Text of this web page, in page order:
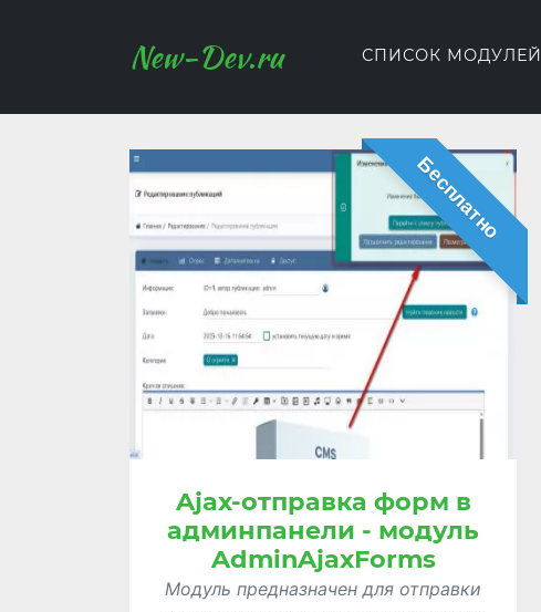
New-Dev.ru СПИСОК МОДУЛЕЙ
Бесплатно
Ajax-отправка форм в
админпанели - модуль
AdminAjaxForms
Модуль предназначен для отправки